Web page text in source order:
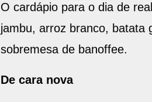
O cardápio para o dia de
jambu, arroz branco, batata
sobremesa de banoffee.
De cara nova